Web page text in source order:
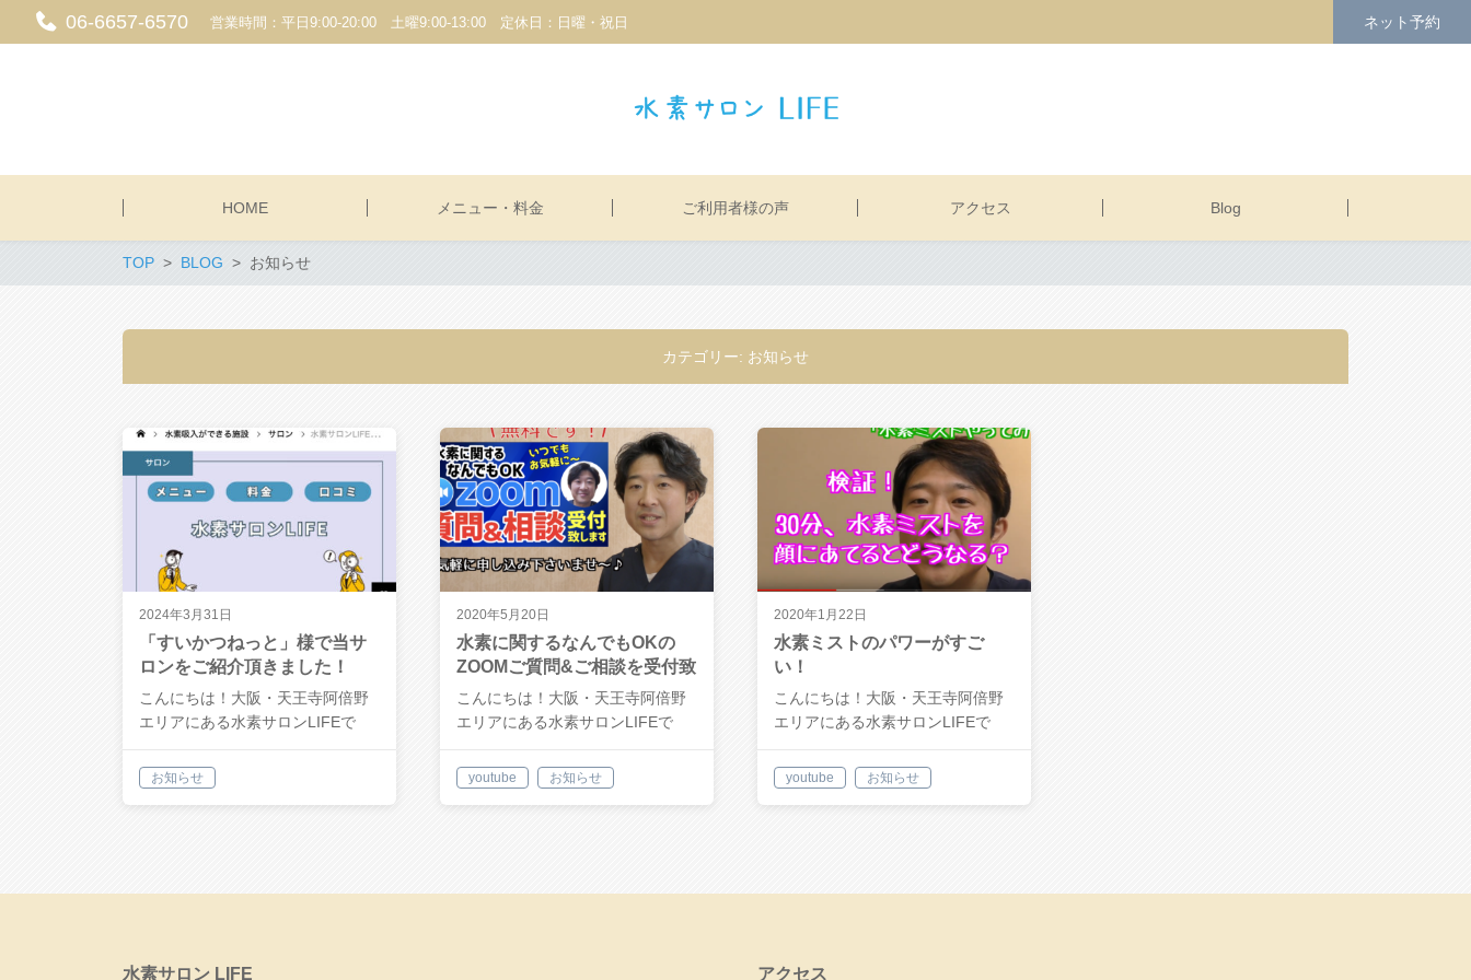
06-6657-6570 営業時間：平日9:00-20:00 土曜9:00-13:00 定休日：日曜・祝日 ネット予約
HOME メニュー・料金 ご利用者様の声 アクセス Blog
TOP BLOG お知らせ
カテゴリー: お知らせ
2024年3月31日
「すいかつねっと」様で当サ
ロンをご紹介頂きました！
こんにちは！大阪・天王寺阿倍野
エリアにある水素サロンLIFEで
お知らせ
2020年5月20日
水素に関するなんでもOKの
ZOOMご質問&ご相談を受付致
します
こんにちは！大阪・天王寺阿倍野
エリアにある水素サロンLIFEで
youtube お知らせ
2020年1月22日
水素ミストのパワーがすご
い！
こんにちは！大阪・天王寺阿倍野
エリアにある水素サロンLIFEで
youtube お知らせ
水素サロン LIFE アクセス